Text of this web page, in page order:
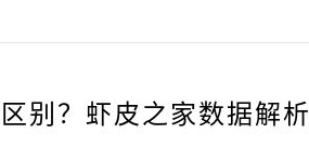
别？虾皮之家数据解析